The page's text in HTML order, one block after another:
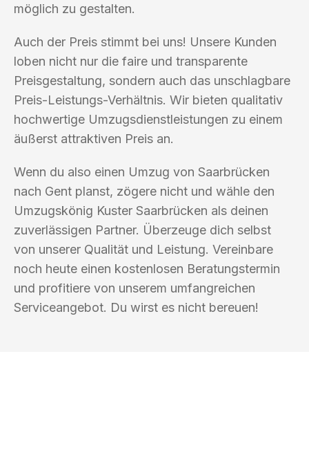
möglich zu gestalten.
Auch der Preis stimmt bei uns! Unsere Kunden
loben nicht nur die faire und transparente
Preisgestaltung, sondern auch das unschlagbare
Preis-Leistungs-Verhältnis. Wir bieten qualitativ
hochwertige Umzugsdienstleistungen zu einem
äußerst attraktiven Preis an.
Wenn du also einen Umzug von Saarbrücken
nach Gent planst, zögere nicht und wähle den
Umzugskönig Kuster Saarbrücken als deinen
zuverlässigen Partner. Überzeuge dich selbst
von unserer Qualität und Leistung. Vereinbare
noch heute einen kostenlosen Beratungstermin
und profitiere von unserem umfangreichen
Serviceangebot. Du wirst es nicht bereuen!